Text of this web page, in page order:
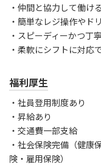
・仲間と協力して働け
・簡単なレジ操作やド
・スピーディーかつ丁
・柔軟にシフトに対応
福利厚生
・社員登用制度あり
・昇給あり
・交通費一部支給
・社会保険完備（健康
険・雇用保険）